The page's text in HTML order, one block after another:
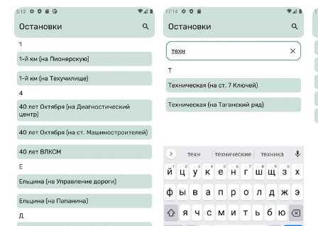
Скриншоты